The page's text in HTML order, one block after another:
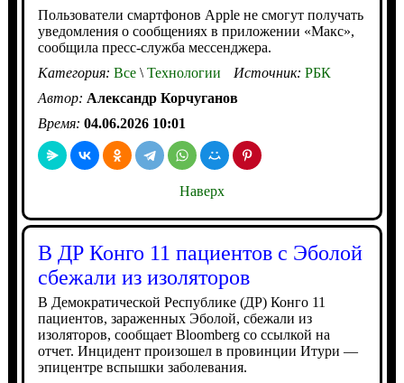
Пользователи смартфонов Apple не смогут получать
уведомления о сообщениях в приложении «Макс»,
сообщила пресс-служба мессенджера.
Категория: Все\Технологии Источник: РБК
Автор: Александр Корчуганов
Время: 04.06.2026 10:01
Наверх
В ДР Конго 11 пациентов с Эболой
сбежали из изоляторов
В Демократической Республике (ДР) Конго 11
пациентов, зараженных Эболой, сбежали из
изоляторов, сообщает Bloomberg со ссылкой на
отчет. Инцидент произошел в провинции Итури —
эпицентре вспышки заболевания.